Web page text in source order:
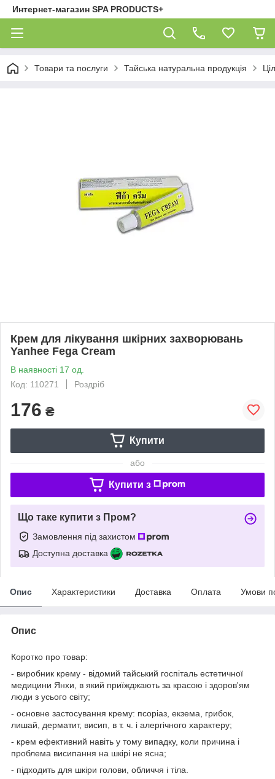
Интернет-магазин SPA PRODUCTS+
Товари та послуги Тайська натуральна продукція
Крем для лікування шкірних захворювань
Yanhee Fega Cream
В наявності 17 од.
Код: 110271
Роздріб
176 ₴
Купити
або
Купити з
Що таке купити з Пром?
Замовлення під захистом
Доступна доставка
Опис Характеристики Доставка Оплата Умови
Опис
Коротко про товар:
- виробник крему - відомий тайський госпіталь естетичної
медицини Янхи, в який приїжджають за красою і здоров'ям
люди з усього світу;
- основне застосування крему: псоріаз, екзема, грибок,
лишай, дерматит, висип, в т. ч. і алергічного характеру;
- крем ефективний навіть у тому випадку, коли причина і
проблема висипання на шкірі не ясна;
- підходить для шкіри голови, обличчя і тіла.